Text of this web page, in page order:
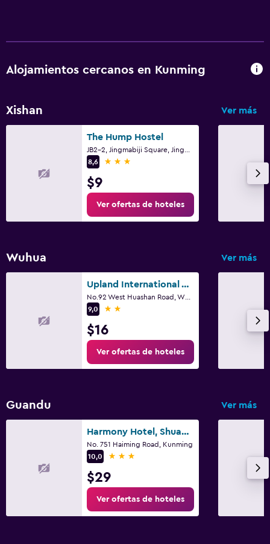
Alojamientos cercanos en Kunming
Xishan Ver más
The Hump Hostel
8,6
3 estrellas
$9
Ver ofertas de hoteles
Wuhua Ver más
Upland International Youth Hostel
9,0
2 estrellas
$16
Ver ofertas de hoteles
Guandu Ver más
Harmony Hotel, Shuangqiao Night Market, Kunming Convention and Exhibition Center
No. 751 Haiming Road, Kunming
10,0
3 estrellas
$29
Ver ofertas de hoteles